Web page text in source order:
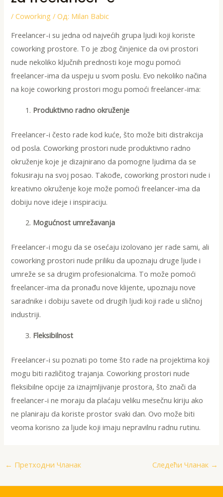
/Coworking / Од: Milan Babic
Freelancer-i su jedna od najvećih grupa ljudi koji koriste
coworking prostore. To je zbog činjenice da ovi prostori
nude nekoliko ključnih prednosti koje mogu pomoći
freelancer-ima da uspeju u svom poslu. Evo nekoliko načina
na koje coworking prostori mogu pomoći freelancer-ima:
Produktivno radno okruženje
Freelancer-i često rade kod kuće, što može biti distrakcija
od posla. Coworking prostori nude produktivno radno
okruženje koje je dizajnirano da pomogne ljudima da se
fokusiraju na svoj posao. Takođe, coworking prostori nude i
kreativno okruženje koje može pomoći freelancer-ima da
dobiju nove ideje i inspiraciju.
Mogućnost umrežavanja
Freelancer-i mogu da se osećaju izolovano jer rade sami, ali
coworking prostori nude priliku da upoznaju druge ljude i
umreže se sa drugim profesionalcima. To može pomoći
freelancer-ima da pronađu nove klijente, upoznaju nove
saradnike i dobiju savete od drugih ljudi koji rade u sličnoj
industriji.
Fleksibilnost
Freelancer-i su poznati po tome što rade na projektima koji
mogu biti različitog trajanja. Coworking prostori nude
fleksibilne opcije za iznajmljivanje prostora, što znači da
freelancer-i ne moraju da plaćaju veliku mesečnu kiriju ako
ne planiraju da koriste prostor svaki dan. Ovo može biti
veoma korisno za ljude koji imaju nepravilnu radnu rutinu.
← Претходни Чланак Следећи Чланак →